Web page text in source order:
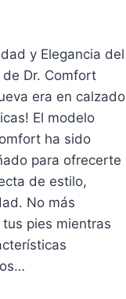
y Elegancia del
Dr. Comfort
era en calzado
El modelo
ha sido
para ofrecerte
de estilo,
No más
pies mientras